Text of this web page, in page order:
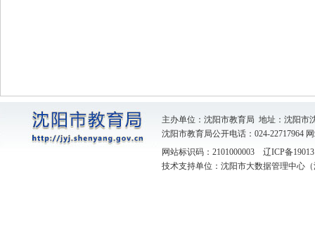
主办单位：沈阳市教育局 地址：沈阳
沈阳市教育局公开电话：024-22717964
网站标识码：2101000003 辽ICP备
技术支持单位：沈阳市大数据管理中心